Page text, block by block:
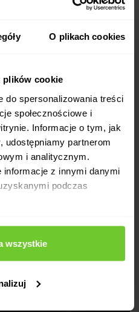
O plikach cookies
plików cookie
do spersonalizowania treści
społecznościowe i
Informacje o tym, jak
partnerom
i analitycznym.
informacje z innymi danymi
podczas
wszystkie